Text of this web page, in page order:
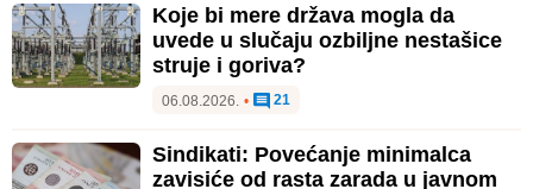
Koje bi mere država mogla da
uvede u slučaju ozbiljne nestašice
struje i goriva?
06.08.2026. • 21
Sindikati: Povećanje minimalca
zavisiće od rasta zarada u javnom